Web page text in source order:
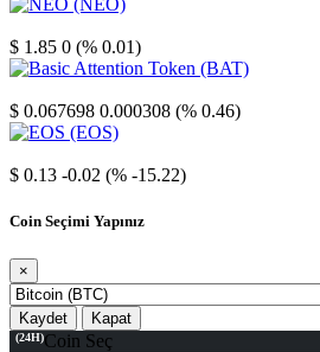
$ 1.85 0 (% 0.01)
$ 0.067698 0.000308 (% 0.46)
$ 0.13 -0.02 (% -15.22)
Coin Seçimi Yapınız
×
Kaydet Kapat
(24H)Coin Seç